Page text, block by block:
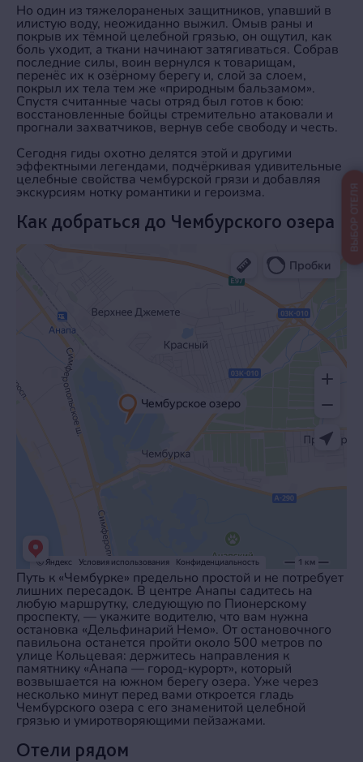
Но один из тяжелораненых защитников, упавший в
илистую воду, неожиданно выжил. Омыв раны и
покрыв их тёмной целебной грязью, он ощутил, как
боль уходит, а ткани начинают затягиваться. Собрав
последние силы, воин вернулся к товарищам,
перенёс их к озёрному берегу и, слой за слоем,
покрыл их тела тем же «природным бальзамом».
Спустя считанные часы отряд был готов к бою:
восстановленные бойцы стремительно атаковали и
прогнали захватчиков, вернув себе свободу и честь.
Сегодня гиды охотно делятся этой и другими
эффектными легендами, подчёркивая удивительные
целебные свойства чембурской грязи и добавляя
экскурсиям нотку романтики и героизма.
Как добраться до Чембурского озера
Путь к «Чембурке» предельно простой и не потребует
лишних пересадок. В центре Анапы садитесь на
любую маршрутку, следующую по Пионерскому
проспекту, — укажите водителю, что вам нужна
остановка «Дельфинарий Немо». От остановочного
павильона останется пройти около 500 метров по
улице Кольцевая: держитесь направления к
памятнику «Анапа — город‑курорт», который
возвышается на южном берегу озера. Уже через
несколько минут перед вами откроется гладь
Чембурского озера с его знаменитой целебной
грязью и умиротворяющими пейзажами.
Отели рядом
ВЫБОР ОТЕЛЯ